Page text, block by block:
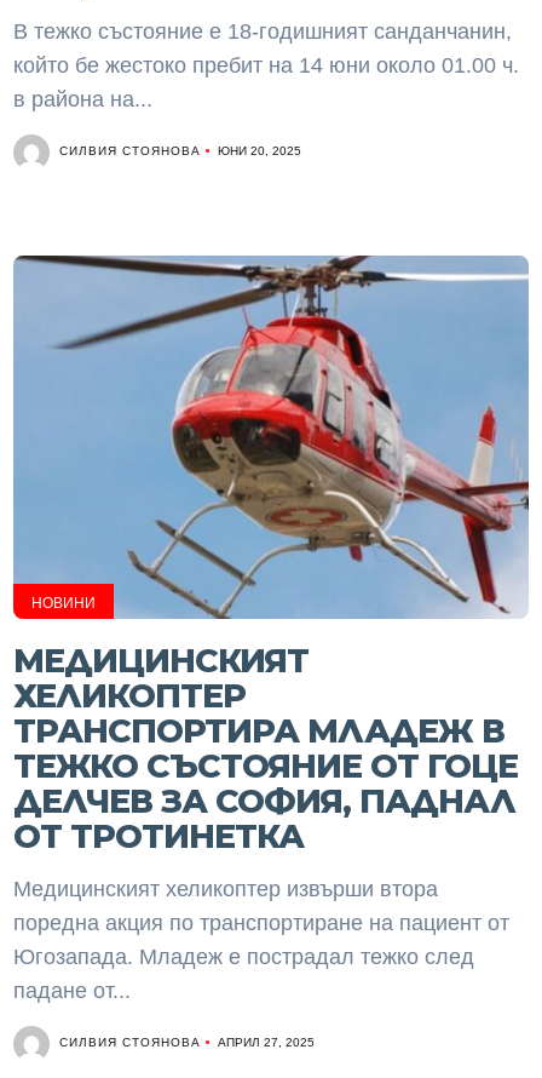
В тежко състояние е 18-годишният санданчанин,
който бе жестоко пребит на 14 юни около 01.00 ч.
в района на...
СИЛВИЯ СТОЯНОВА ЮНИ 20, 2025
НОВИНИ
МЕДИЦИНСКИЯТ
ХЕЛИКОПТЕР
ТРАНСПОРТИРА МЛАДЕЖ В
ТЕЖКО СЪСТОЯНИЕ ОТ ГОЦЕ
ДЕЛЧЕВ ЗА СОФИЯ, ПАДНАЛ
ОТ ТРОТИНЕТКА
Медицинският хеликоптер извърши втора
поредна акция по транспортиране на пациент от
Югозапада. Младеж е пострадал тежко след
падане от...
СИЛВИЯ СТОЯНОВА АПРИЛ 27, 2025